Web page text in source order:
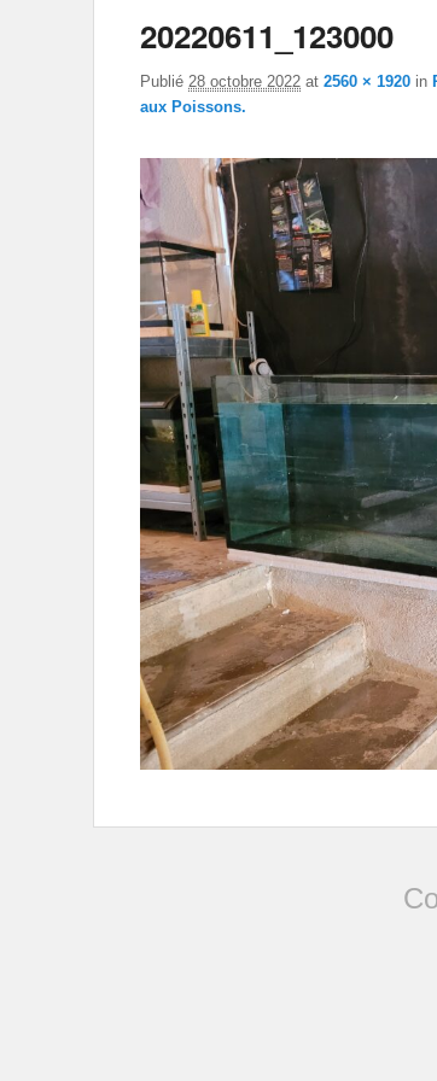
20220611_123000
Publié 28 octobre 2022 at 2560 × 1920 in
aux Poissons.